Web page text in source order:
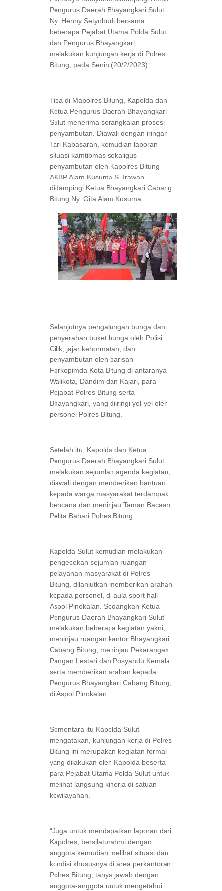
Pengurus Daerah Bhayangkari Sulut
Ny. Henny Setyobudi bersama
beberapa Pejabat Utama Polda Sulut
dan Pengurus Bhayangkari,
melakukan kunjungan kerja di Polres
Bitung, pada Senin (20/2/2023).
Tiba di Mapolres Bitung, Kapolda dan
Ketua Pengurus Daerah Bhayangkari
Sulut menerima serangkaian prosesi
penyambutan. Diawali dengan iringan
Tari Kabasaran, kemudian laporan
situasi kamtibmas sekaligus
penyambutan oleh Kapolres Bitung
AKBP Alam Kusuma S. Irawan
didampingi Ketua Bhayangkari Cabang
Bitung Ny. Gita Alam Kusuma.
Selanjutnya pengalungan bunga dan
penyerahan buket bunga oleh Polisi
Cilik, jajar kehormatan, dan
penyambutan oleh barisan
Forkopimda Kota Bitung di antaranya
Walikota, Dandim dan Kajari, para
Pejabat Polres Bitung serta
Bhayangkari, yang diiringi yel-yel oleh
personel Polres Bitung.
Setelah itu, Kapolda dan Ketua
Pengurus Daerah Bhayangkari Sulut
melakukan sejumlah agenda kegiatan,
diawali dengan memberikan bantuan
kepada warga masyarakat terdampak
bencana dan meninjau Taman Bacaan
Pelita Bahari Polres Bitung.
Kapolda Sulut kemudian melakukan
pengecekan sejumlah ruangan
pelayanan masyarakat di Polres
Bitung, dilanjutkan memberikan arahan
kepada personel, di aula sport hall
Aspol Pinokalan. Sedangkan Ketua
Pengurus Daerah Bhayangkari Sulut
melakukan beberapa kegiatan yakni,
meninjau ruangan kantor Bhayangkari
Cabang Bitung, meninjau Pekarangan
Pangan Lestari dan Posyandu Kemala
serta memberikan arahan kepada
Pengurus Bhayangkari Cabang Bitung,
di Aspol Pinokalan.
Sementara itu Kapolda Sulut
mengatakan, kunjungan kerja di Polres
Bitung ini merupakan kegiatan formal
yang dilakukan oleh Kapolda beserta
para Pejabat Utama Polda Sulut untuk
melihat langsung kinerja di satuan
kewilayahan.
“Juga untuk mendapatkan laporan dari
Kapolres, bersilaturahmi dengan
anggota kemudian melihat situasi dan
kondisi khususnya di area perkantoran
Polres Bitung, tanya jawab dengan
anggota-anggota untuk mengetahui